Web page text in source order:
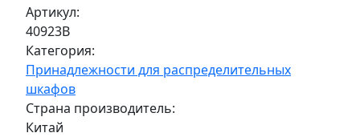
Артикул:
40923В
Категория:
Принадлежности для распределительных
шкафов
Страна производитель:
Китай